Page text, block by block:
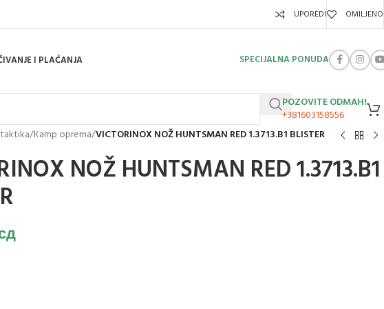
UPOREDI OMILJENO
I PLAĆANJA SPECIJALNA PONUDA
POZOVITE ODMAH!
+381603158556
/Kamp oprema/VICTORINOX NOŽ HUNTSMAN RED 1.3713.B1 BLISTER
NOŽ HUNTSMAN RED 1.3713.B1